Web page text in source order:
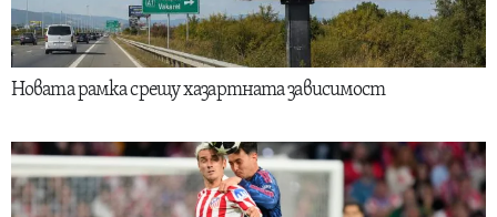
Новата рамка срещу хазартната зависимост